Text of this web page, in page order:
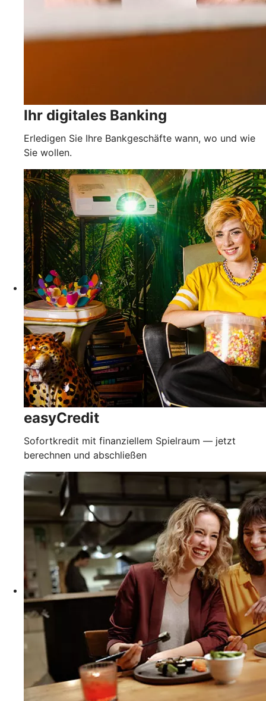
Ihr digitales Banking
Erledigen Sie Ihre Bankgeschäfte wann, wo und wie
Sie wollen.
easyCredit
Sofortkredit mit finanziellem Spielraum — jetzt
berechnen und abschließen